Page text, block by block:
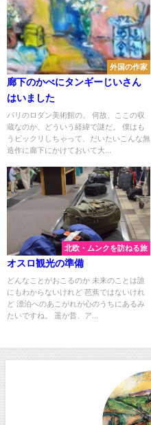
外国の作家
廊下のかべにタンギーじいさん
はいました
パリのロダン美術館の。 何故、ここの収
蔵なのか、どういう経緯で謎だ。 僕はも
うビックリしちゃって、だいたいこんな無
造作に廊下にかけておいて大...
北欧・ムンクを訪ねる旅
オスロ観光の準備
どんなことがおこるのか 未来のことは誰
にもわからないけれど 芭蕉ではないけれ
ど 漂泊へのあこがれが心のうちにあるみ
たいですね。 遥か昔、ア...